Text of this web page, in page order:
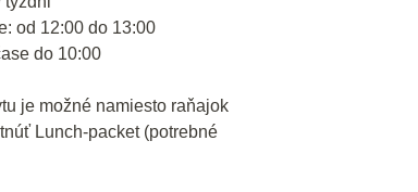
od 12:00 do 13:00
do 10:00
je možné namiesto raňajok
Lunch-packet (potrebné